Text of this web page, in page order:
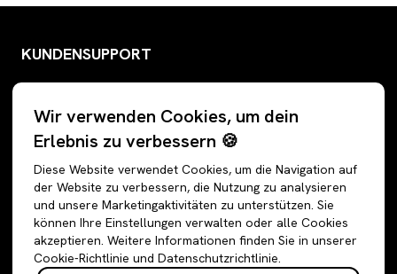
KUNDENSUPPORT
ReBe Secondhand UG (haftungsbeschränkt)
Berlin
© 2025 ReBe
RECHTLICHES
Wir verwenden Cookies, um dein
Erlebnis zu verbessern 🍪
Diese Website verwendet Cookies, um die Navigation auf
der Website zu verbessern, die Nutzung zu analysieren
und unsere Marketingaktivitäten zu unterstützen. Sie
können Ihre Einstellungen verwalten oder alle Cookies
akzeptieren. Weitere Informationen finden Sie in unserer
Cookie-Richtlinie und Datenschutzrichtlinie.